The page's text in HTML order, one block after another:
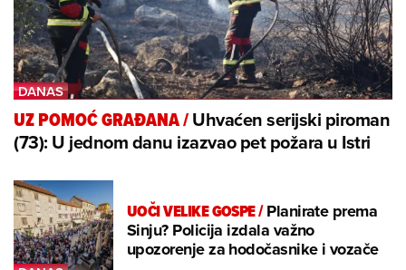
UZ POMOĆ GRAĐANA/Uhvaćen serijski piroman
(73): U jednom danu izazvao pet požara u Istri
UOČI VELIKE GOSPE/Planirate prema
Sinju? Policija izdala važno
upozorenje za hodočasnike i vozače